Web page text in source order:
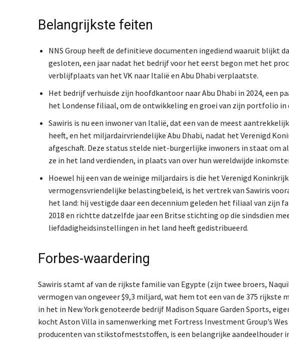
Belangrijkste feiten
NNS Group heeft de definitieve documenten ingediend waaruit blijkt
gesloten, een jaar nadat het bedrijf voor het eerst begon met het
verblijfplaats van het VK naar Italië en Abu Dhabi verplaatste.
Het bedrijf verhuisde zijn hoofdkantoor naar Abu Dhabi in 2024, een
het Londense filiaal, om de ontwikkeling en groei van zijn portfolio in
Sawiris is nu een inwoner van Italië, dat een van de meest
heeft, en het miljardairvriendelijke Abu Dhabi, nadat het Verenigd
afgeschaft. Deze status stelde niet-burgerlijke inwoners in staat om
ze in het land verdienden, in plaats van over hun wereldwijde
Hoewel hij een van de weinige miljardairs is die het Verenigd
vermogensvriendelijke belastingbeleid, is het vertrek van Sawiris
het land: hij vestigde daar een decennium geleden het filiaal van zijn
2018 en richtte datzelfde jaar een Britse stichting op die sindsdien
liefdadigheidsinstellingen in het land heeft gedistribueerd.
Forbes-waardering
Sawiris stamt af van de rijkste familie van Egypte (zijn twee broers,
vermogen van ongeveer $9,3 miljard, wat hem tot een van de 375 rijkste
in het in New York genoteerde bedrijf Madison Square Garden Sports,
kocht Aston Villa in samenwerking met Fortress Investment Group’s
producenten van stikstofmeststoffen, is een belangrijke aandeelhouder